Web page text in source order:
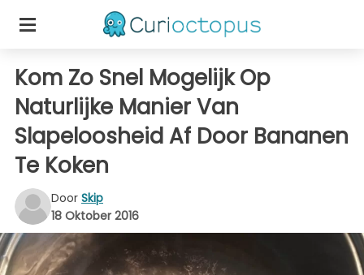
Kom Zo Snel Mogelijk Op
Naturlijke Manier Van
Slapeloosheid Af Door Bananen
Te Koken
Door Skip
18 Oktober 2016